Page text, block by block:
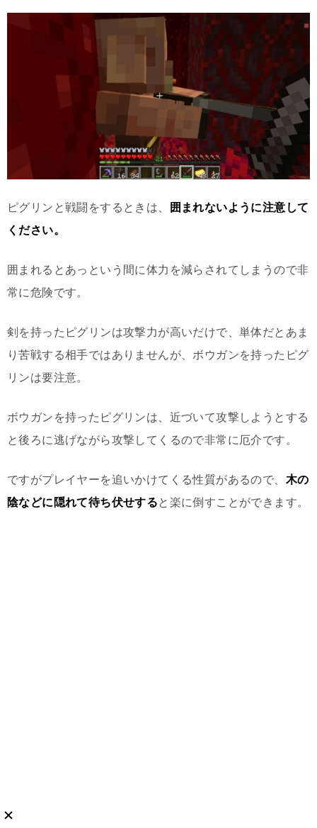
ピグリンと戦闘をするときは、
囲まれないように注意して
ください。
囲まれるとあっという間に体力を減らされてしまうので非
常に危険です。
剣を持ったピグリンは攻撃力が高いだけで、単体だとあま
り苦戦する相手ではありませんが、ボウガンを持ったピグ
リンは要注意。
ボウガンを持ったピグリンは、近づいて攻撃しようとする
と後ろに逃げながら攻撃してくるので非常に厄介です。
ですがプレイヤーを追いかけてくる性質があるので、 木の
陰などに隠れて待ち伏せすると楽に倒すことができます。